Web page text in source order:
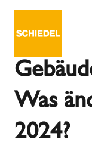
Was
2024?